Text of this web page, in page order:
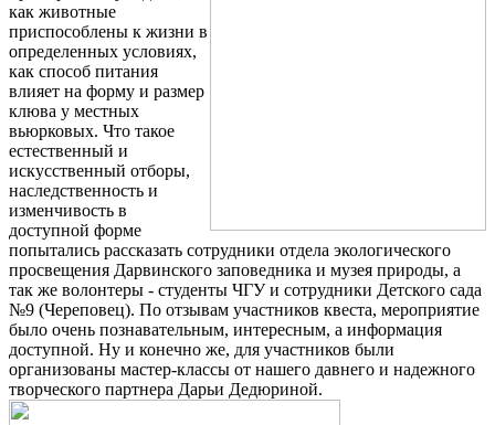
как животные
приспособлены к жизни в
определенных условиях,
как способ питания
влияет на форму и размер
клюва у местных
вьюрковых. Что такое
естественный и
искусственный отборы,
наследственность и
изменчивость в
доступной форме
попытались рассказать сотрудники отдела экологического
просвещения Дарвинского заповедника и музея природы, а
так же волонтеры - студенты ЧГУ и сотрудники Детского сада
№9 (Череповец). По отзывам участников квеста, мероприятие
было очень познавательным, интересным, а информация
доступной. Ну и конечно же, для участников были
организованы мастер-классы от нашего давнего и надежного
творческого партнера Дарьи Дедюриной.